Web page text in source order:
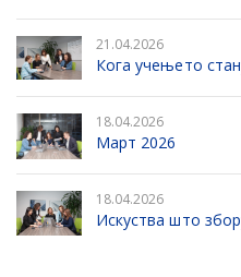
21.04.2026
Кога учењето
18.04.2026
Март 2026
18.04.2026
Искуства што